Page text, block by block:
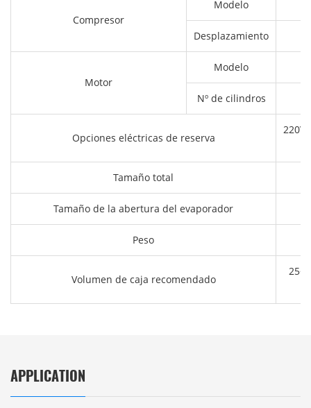
Compresor
Modelo
Desplazamiento
Motor
Modelo
Nº de cilindros
Opciones eléctricas de reserva
Tamaño total
Tamaño de la abertura del evaporador
Peso
Volumen de caja recomendado
APPLICATION